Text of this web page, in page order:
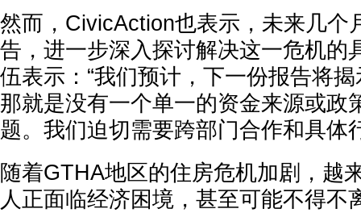
然而，CivicAction也表示，未来几个
告，进一步深入探讨解决这一危机的
伍表示：“我们预计，下一份报告将
那就是没有一个单一的资金来源或政
题。我们迫切需要跨部门合作和具体
随着GTHA地区的住房危机加剧，越
人正面临经济困境，甚至可能不得不